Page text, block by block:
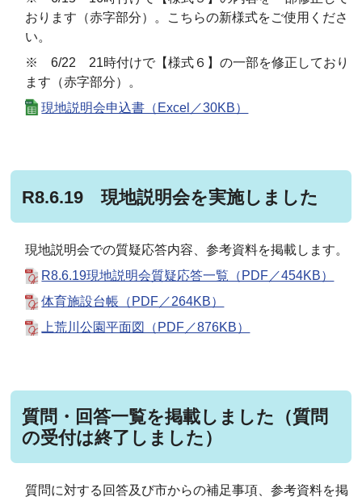
おります（赤字部分）。こちらの新様式をご使用くださ
い。
※ 6/22 21時付けで【様式６】の一部を修正しており
ます（赤字部分）。
現地説明会申込書（Excel／30KB）
R8.6.19 現地説明会を実施しました
現地説明会での質疑応答内容、参考資料を掲載します。
R8.6.19現地説明会質疑応答一覧（PDF／454KB）
体育施設台帳（PDF／264KB）
上荒川公園平面図（PDF／876KB）
質問・回答一覧を掲載しました（質問
の受付は終了しました）
質問に対する回答及び市からの補足事項、参考資料を掲